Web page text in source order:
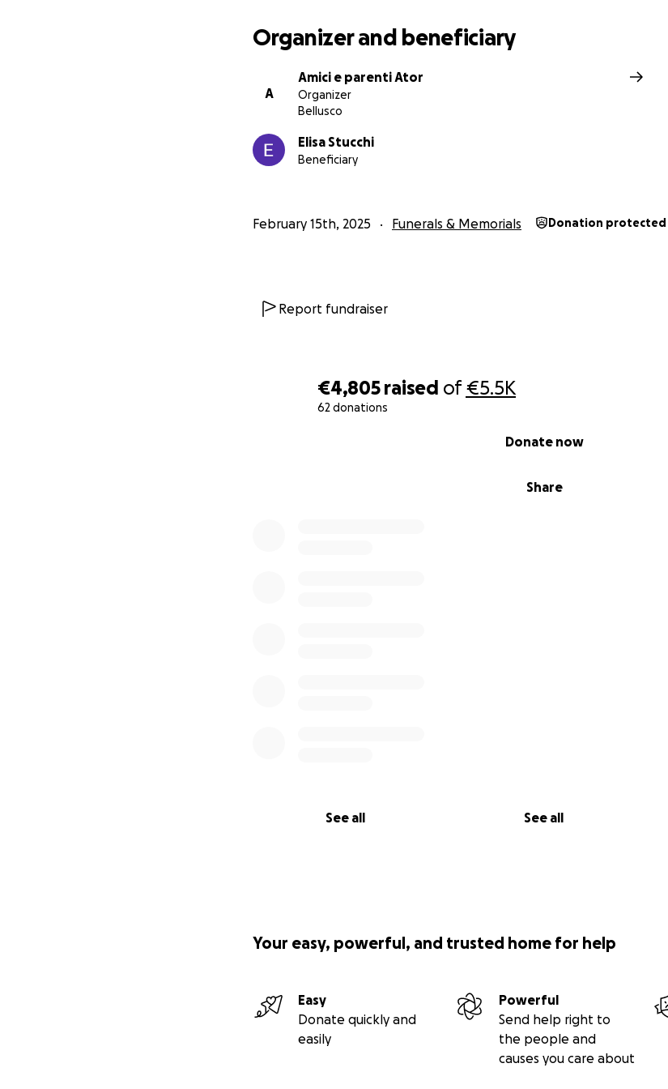
€4,805 raised of€5.5K
62 donations
Share
Donate now
See all See all
Organizer and beneficiary
A
Amici e parenti Ator
Organizer
Bellusco
Elisa Stucchi
Beneficiary
February 15th, 2025 Funerals & Memorials Donation protected
Report fundraiser
Your easy, powerful, and trusted home for help
Easy
Donate quickly and
easily
Powerful
Send help right to
the people and
causes you care about